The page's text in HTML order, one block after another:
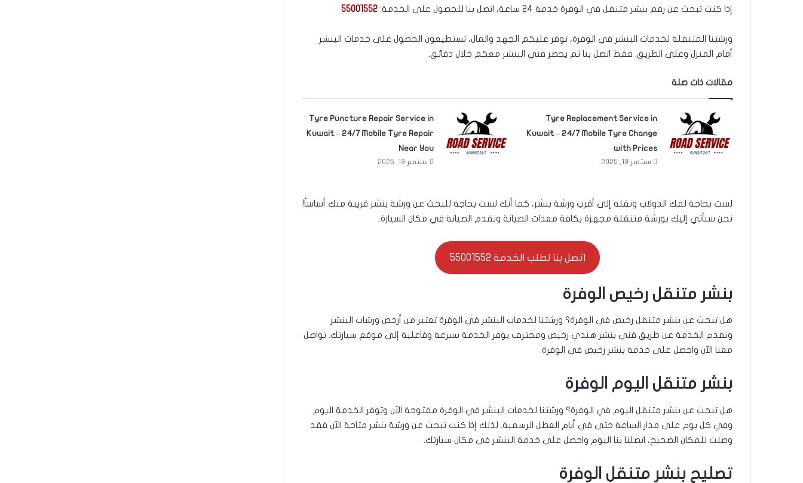
إذا كنت تبحث عن رقم بنشر متنقل في الوفرة خدمة 24 ساعة، اتصل بنا للحصول على الخدمة:
55001552
ورشتنا المتنقلة لخدمات البنشر في الوفرة، توفر عليكم الجهد والمال، تستطيعون الحصول على خدمات البنشر
أمام المنزل وعلى الطريق. فقط اتصل بنا ثم يحضر فني البنشر معكم خلال دقائق.
مقالات ذات صلة
Tyre Replacement Service in
Kuwait – 24/7 Mobile Tyre Change
with Prices
سبتمبر 13, 2025
Tyre Puncture Repair Service in
Kuwait – 24/7 Mobile Tyre Repair
Near You
سبتمبر 13, 2025
لست بحاجة لفك الدولاب ونقله إلى أقرب ورشة بنشر، كما أنك لست بحاجة للبحث عن ورشة بنشر قريبة منك أساساً!
نحن سنأتي إليك بورشة متنقلة مجهزة بكافة معدات الصيانة ونقدم الصيانة في مكان السيارة.
اتصل بنا لطلب الخدمة 55001552
بنشر متنقل رخيص الوفرة
هل تبحث عن بنشر متنقل رخيص في الوفرة؟ ورشتنا لخدمات البنشر في الوفرة تعتبر من أرخص ورشات البنشر
ونقدم الخدمة عن طريق فني بنشر هندي رخيص ومحترف يوفر الخدمة بسرعة وفاعلية إلى موقع سيارتك. تواصل
معنا الآن واحصل على خدمة بنشر رخيص في الوفرة.
بنشر متنقل اليوم الوفرة
هل تبحث عن بنشر متنقل اليوم في الوفرة؟ ورشتنا لخدمات البنشر في الوفرة مفتوحة الآن وتوفر الخدمة اليوم
وفي كل يوم على مدار الساعة حتى في أيام العطل الرسمية. لذلك إذا كنت تبحث عن ورشة بنشر متاحة الآن فقد
وصلت للمكان الصحيح، اتصلنا بنا اليوم واحصل على خدمة البنشر في مكان سيارتك.
تصليح بنشر متنقل الوفرة